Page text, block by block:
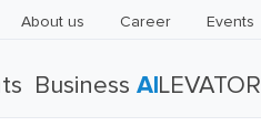
About us Career Events
BusinessAI LEVATOR